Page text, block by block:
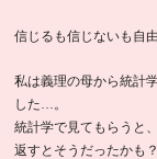
信じるも信じないも自
私は義理の母から統計
した…。
統計学で見てもらうと
返すとそうだったかも